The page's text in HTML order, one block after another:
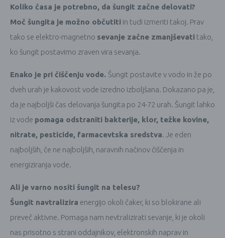
Koliko časa je potrebno, da šungit začne delovati?
Moč šungita je možno občutiti in tudi izmeriti takoj. Prav
tako se elektro-magnetno sevanje začne zmanjševati tako,
ko šungit postavimo zraven vira sevanja.
Enako je pri čiščenju vode. Šungit postavite v vodo in že po
dveh urah je kakovost vode izredno izboljšana. Dokazano pa je,
da je najboljši čas delovanja šungita po 24-72 urah. Šungit lahko
iz vode pomaga odstraniti bakterije, klor, težke kovine,
nitrate, pesticide, farmacevtska sredstva. Je eden
najboljših, če ne najboljših, naravnih načinov čiščenja in
energiziranja vode.
Ali je varno nositi šungit na telesu?
Šungit navtralizira energijo okoli čaker, ki so blokirane ali
preveč aktivne. Pomaga nam nevtralizirati sevanje, ki je okoli
nas prisotno s strani oddajnikov, elektronskih naprav in